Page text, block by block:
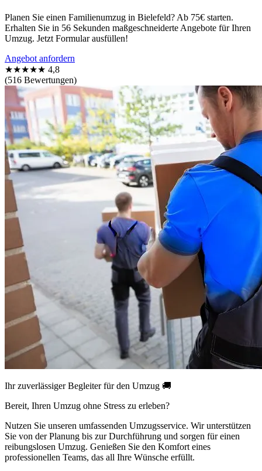
Planen Sie einen Familienumzug in Bielefeld? Ab 75€ starten.
Erhalten Sie in 56 Sekunden maßgeschneiderte Angebote für Ihren
Umzug. Jetzt Formular ausfüllen!
Angebot anfordern
★★★★★ 4,8
(516 Bewertungen)
Ihr zuverlässiger Begleiter für den Umzug 🚚
Bereit, Ihren Umzug ohne Stress zu erleben?
Nutzen Sie unseren umfassenden Umzugsservice. Wir unterstützen
Sie von der Planung bis zur Durchführung und sorgen für einen
reibungslosen Umzug. Genießen Sie den Komfort eines
professionellen Teams, das all Ihre Wünsche erfüllt.